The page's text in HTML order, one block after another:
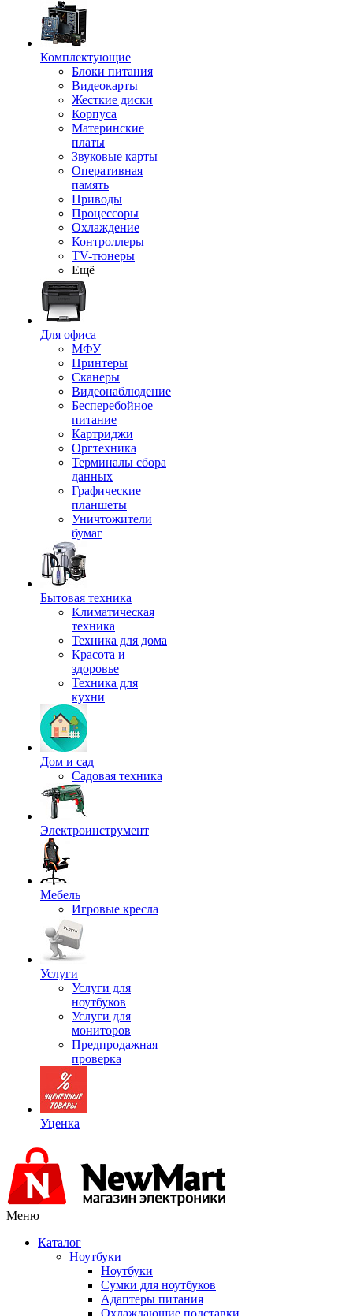
Комплектующие
Блоки питания
Видеокарты
Жесткие диски
Корпуса
Материнские
платы
Звуковые карты
Оперативная
память
Приводы
Процессоры
Охлаждение
Контроллеры
TV-тюнеры
Ещё
Для офиса
МФУ
Принтеры
Сканеры
Видеонаблюдение
Бесперебойное
питание
Картриджи
Оргтехника
Терминалы сбора
данных
Графические
планшеты
Уничтожители
бумаг
Бытовая техника
Климатическая
техника
Техника для дома
Красота и
здоровье
Техника для
кухни
Дом и сад
Садовая техника
Электроинструмент
Мебель
Игровые кресла
Услуги
Услуги для
ноутбуков
Услуги для
мониторов
Предпродажная
проверка
Уценка
Меню
Каталог
Ноутбуки
Ноутбуки
Сумки для ноутбуков
Адаптеры питания
Охлаждающие подставки